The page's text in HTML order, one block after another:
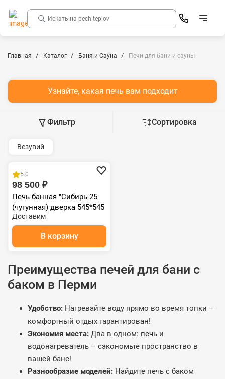
Главная Каталог Баня и Сауна Печи для бани и сауны
Узнайте, какая печь вам подходит
Фильтр Сортировка
Везувий
5.0
98 500 ₽
Печь банная "Сибирь-25"
(чугунная) дверка 545*545
(ТК 300мм) НМК
Доставим
В корзину
Преимущества печей для бани с
баком в Перми
Удобство: Нагревайте воду прямо во время топки –
комфортный отдых гарантирован!
Экономия места: Два в одном: печь и
водонагреватель – сэкономьте пространство в
вашей бане!
Разнообразие моделей: Найдите печь с баком